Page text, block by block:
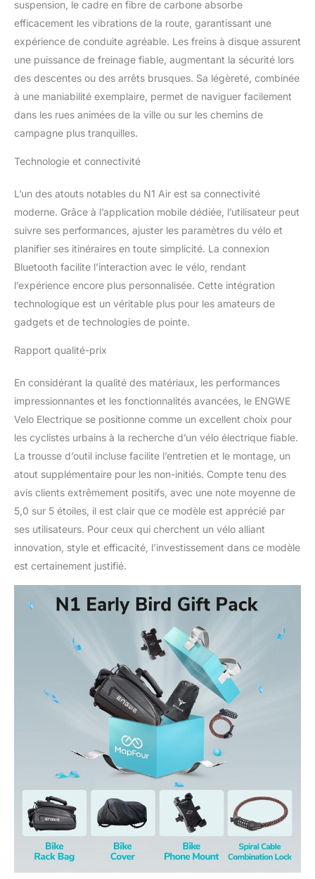
confortable. La
conception de la batterie
amovible élimine le
besoin de transporter le
vélo électrique pour le
recharger, ce qui rend les
déplacements plus
N1 AIR est équipé d'une
𝗲𝘁 𝗹𝗲 𝘀𝘆𝘀𝘁è𝗺𝗲
𝗱'𝗮𝗹𝗶𝗺𝗲𝗻𝘁𝗮𝘁𝗶𝗼𝗻 𝘀𝗲𝗿𝗼𝗻𝘁
𝗮𝘂𝘁𝗼𝗺𝗮𝘁𝗶𝗾𝘂𝗲𝗺𝗲𝗻𝘁
𝘃𝗲𝗿𝗿𝗼𝘂𝗶𝗹𝗹é𝘀 (dans ce
cas, vous ne pouvez
conduire le vélo
électrique qu'avec vos
pieds. Pour une
vous pouvez verrouiller
GPS, vous pouvez
également vérifier la
localisation du véhicule à
tout moment. Toutes les
peuvent être consultées
à tout moment dans
l'APP et vos données de
conduite peuvent être
pour rendre la conduite
plus significative.
suspension, le cadre en fibre de carbone absorbe
efficacement les vibrations de la route, garantissant une
expérience de conduite agréable. Les freins à disque assurent
une puissance de freinage fiable, augmentant la sécurité lors
des descentes ou des arrêts brusques. Sa légèreté, combinée
à une maniabilité exemplaire, permet de naviguer facilement
dans les rues animées de la ville ou sur les chemins de
campagne plus tranquilles.
Technologie et connectivité
L’un des atouts notables du N1 Air est sa connectivité
moderne. Grâce à l’application mobile dédiée, l’utilisateur peut
suivre ses performances, ajuster les paramètres du vélo et
planifier ses itinéraires en toute simplicité. La connexion
Bluetooth facilite l’interaction avec le vélo, rendant
l’expérience encore plus personnalisée. Cette intégration
technologique est un véritable plus pour les amateurs de
gadgets et de technologies de pointe.
Rapport qualité-prix
En considérant la qualité des matériaux, les performances
impressionnantes et les fonctionnalités avancées, le ENGWE
Velo Electrique se positionne comme un excellent choix pour
les cyclistes urbains à la recherche d’un vélo électrique fiable.
La trousse d’outil incluse facilite l’entretien et le montage, un
atout supplémentaire pour les non-initiés. Compte tenu des
avis clients extrêmement positifs, avec une note moyenne de
5,0 sur 5 étoiles, il est clair que ce modèle est apprécié par
ses utilisateurs. Pour ceux qui cherchent un vélo alliant
innovation, style et efficacité, l’investissement dans ce modèle
est certainement justifié.